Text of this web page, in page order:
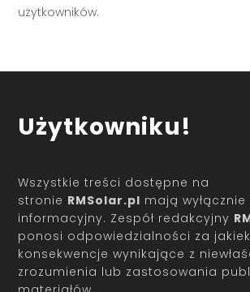
użytkowników.
Użytkowniku!
Wszystkie treści dostępne na
stronie RMSolar.pl mają
informacyjny. Zespół redakcyjny
ponosi odpowiedzialności za
konsekwencje wynikające z
zrozumienia lub zastosowania